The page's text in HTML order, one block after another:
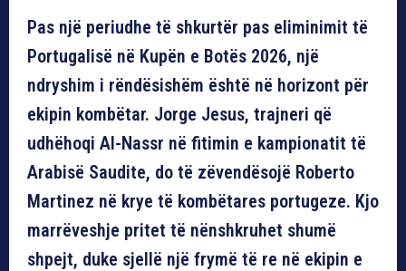
Pas një periudhe të shkurtër pas eliminimit të
Portugalisë në Kupën e Botës 2026, një
ndryshim i rëndësishëm është në horizont për
ekipin kombëtar. Jorge Jesus, trajneri që
udhëhoqi Al-Nassr në fitimin e kampionatit të
Arabisë Saudite, do të zëvendësojë Roberto
Martinez në krye të kombëtares portugeze. Kjo
marrëveshje pritet të nënshkruhet shumë
shpejt, duke sjellë një frymë të re në ekipin e